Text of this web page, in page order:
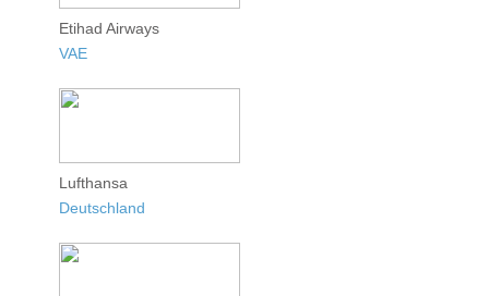
Etihad Airways
VAE
Lufthansa
Deutschland